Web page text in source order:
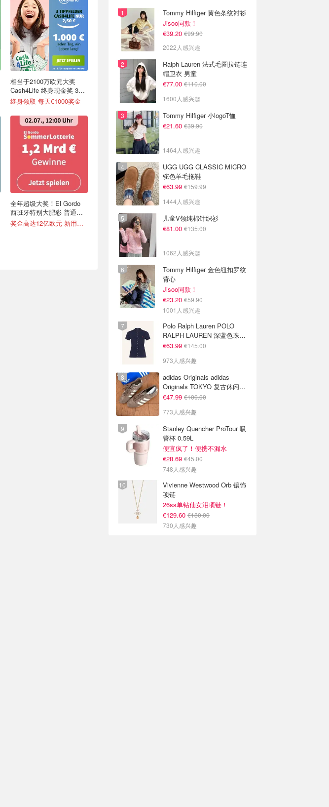
相当于2100万欧元大奖
Cash4Life 终身现金奖 3次
选号仅€2.5
终身领取 每天€1000奖金
全年超级大奖！El Gordo
西班牙特别大肥彩 普通彩
票140倍中奖率
奖金高达12亿欧元 新用户仅€1试试
Tommy Hilfiger 黄色条纹衬衫
Jisoo同款！
€39.20 €99.90
2022人感兴趣
Ralph Lauren 法式毛圈拉链连
帽卫衣 男童
€77.00 €110.00
1600人感兴趣
Tommy Hilfiger 小logoT恤
€21.60 €39.90
1464人感兴趣
UGG UGG CLASSIC MICRO
驼色羊毛拖鞋
€63.99 €159.99
1444人感兴趣
儿童V领纯棉针织衫
€81.00 €135.00
1062人感兴趣
Tommy Hilfiger 金色纽扣罗纹
背心
Jisoo同款！
€23.20 €59.90
1001人感兴趣
Polo Ralph Lauren POLO
RALPH LAUREN 深蓝色珠地
布 Polo衫
€63.99 €145.00
973人感兴趣
adidas Originals adidas
Originals TOKYO 复古休闲鞋
深棕色
€47.99 €100.00
773人感兴趣
Stanley Quencher ProTour 吸
管杯 0.59L
便宜疯了！便携不漏水
€28.69 €45.00
748人感兴趣
Vivienne Westwood Orb 镶饰
项链
26ss单钻仙女泪项链！
€129.60 €180.00
730人感兴趣